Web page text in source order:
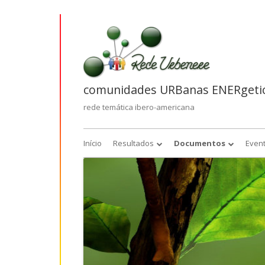
comunidades URBanas
rede temática ibero-americana
Menu
primário
Início Resultados
Esperados
Documentos
Artigos
Jornadas URBENERE
Jornadas URBENERE-CIRES
Sustentabilidad y Gestión
Riesgo